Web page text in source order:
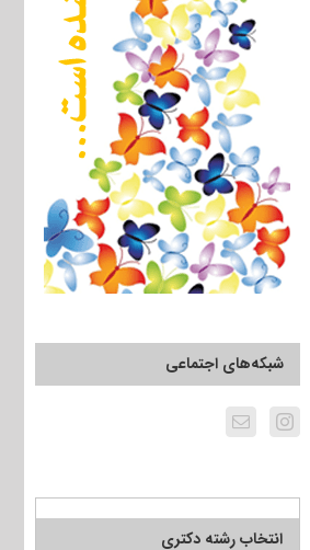
شبکه‌های اجتماعی
انتخاب رشته دکتری